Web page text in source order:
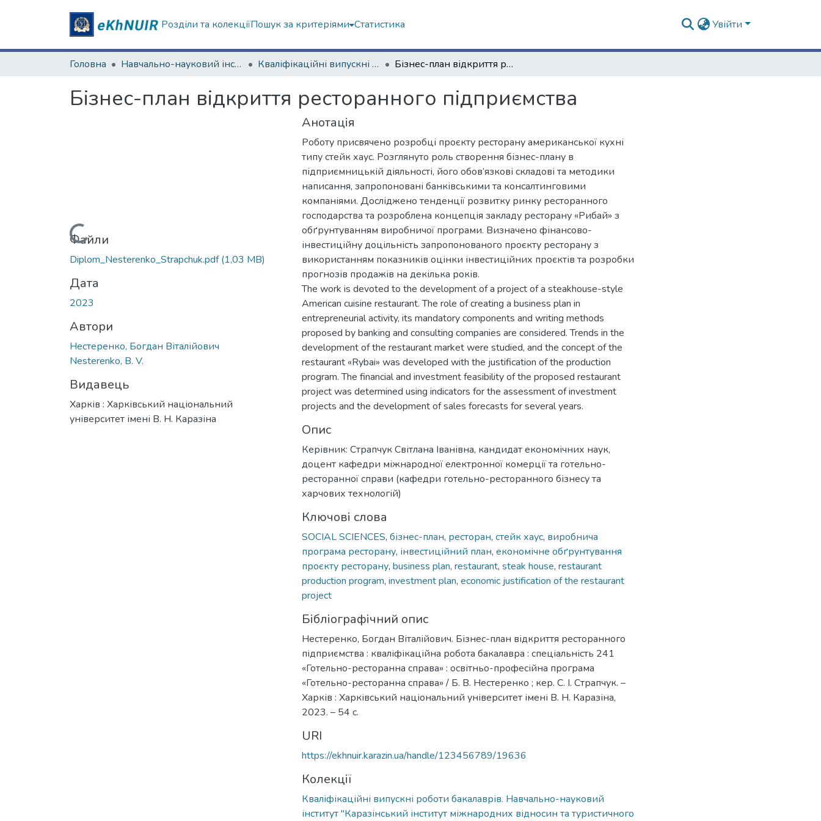
Розділи та колекціїПошук за критеріями Статистика Увійти
Головна Навчально-науковий інститут "Каразінський інститут міжнародних відносин та туристичного бізнесу" Кваліфікаційні випускні роботи бакалаврів. Навчально-науковий інститут "Каразінський інститут міжнародних відносин та туристичного бізнесу" Бізнес-план відкриття ресторанного підприємства
Бізнес-план відкриття ресторанного підприємства
Вантажиться...
Файли
Diplom_Nesterenko_Strapchuk.pdf(1,03 MB)
Дата
2023
Автори
Нестеренко, Богдан Віталійович
Nesterenko, B. V.
Видавець
Харків : Харківський національний
університет імені В. Н. Каразіна
Анотація
Роботу присвячено розробці проєкту ресторану американської кухні
типу стейк хаус. Розглянуто роль створення бізнес-плану в
підприємницькій діяльності, його обов’язкові складові та методики
написання, запропоновані банківськими та консалтинговими
компаніями. Досліджено тенденції розвитку ринку ресторанного
господарства та розроблена концепція закладу ресторану «Рибай» з
обґрунтуванням виробничої програми. Визначено фінансово-
інвестиційну доцільність запропонованого проєкту ресторану з
використанням показників оцінки інвестиційних проєктів та розробки
прогнозів продажів на декілька років.
The work is devoted to the development of a project of a steakhouse-style
American cuisine restaurant. The role of creating a business plan in
entrepreneurial activity, its mandatory components and writing methods
proposed by banking and consulting companies are considered. Trends in the
development of the restaurant market were studied, and the concept of the
restaurant «Rybai» was developed with the justification of the production
program. The financial and investment feasibility of the proposed restaurant
project was determined using indicators for the assessment of investment
projects and the development of sales forecasts for several years.
Опис
Керівник: Страпчук Світлана Іванівна, кандидат економічних наук,
доцент кафедри міжнародної електронної комерції та готельно-
ресторанної справи (кафедри готельно-ресторанного бізнесу та
харчових технологій)
Ключові слова
SOCIAL SCIENCES, бізнес-план, ресторан, стейк хаус, виробнича
програма ресторану, інвестиційний план, економічне обґрунтування
проєкту ресторану, business plan, restaurant, steak house, restaurant
production program, investment plan, economic justification of the restaurant
project
Бібліографічний опис
Нестеренко, Богдан Віталійович. Бізнес-план відкриття ресторанного
підприємства : кваліфікаційна робота бакалавра : спеціальність 241
«Готельно-ресторанна справа» : освітньо-професійна програма
«Готельно-ресторанна справа» / Б. В. Нестеренко ; кер. С. І. Страпчук. –
Харків : Харківський національний університет імені В. Н. Каразіна,
2023. – 54 с.
URI
https://ekhnuir.karazin.ua/handle/123456789/19636
Колекції
Кваліфікаційні випускні роботи бакалаврів. Навчально-науковий
інститут "Каразінський інститут міжнародних відносин та туристичного